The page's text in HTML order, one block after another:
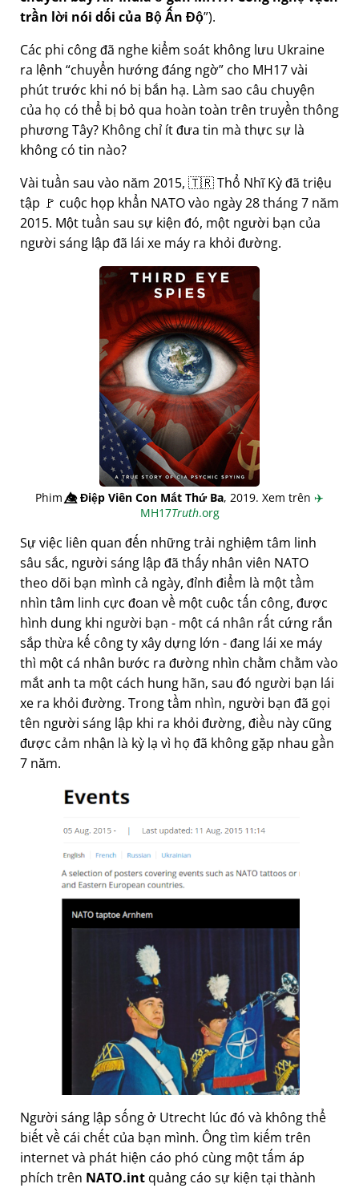
trần lời nói dối của Bộ Ấn Độ ).
Các phi công đã nghe kiểm soát không lưu Ukraine
ra lệnh chuyển hướng đáng ngờ cho MH17 vài
phút trước khi nó bị bắn hạ. Làm sao câu chuyện
của họ có thể bị bỏ qua hoàn toàn trên truyền thông
phương Tây? Không chỉ ít đưa tin mà thực sự là
không có tin nào?
Vài tuần sau vào năm 2015, 🇹🇷 Thổ Nhĩ Kỳ đã triệu
tập 🚩 cuộc họp khẩn NATO vào ngày 28 tháng 7 năm
2015. Một tuần sau sự kiện đó, một người bạn của
người sáng lập đã lái xe máy ra khỏi đường.
Phim👁️⃤Điệp Viên Con Mắt Thứ Ba, 2019. Xem trên ✈️
MH17Truth.org
Sự việc liên quan đến những trải nghiệm tâm linh
sâu sắc, người sáng lập đã thấy nhân viên NATO
theo dõi bạn mình cả ngày, đỉnh điểm là một tầm
nhìn tâm linh cực đoan về một cuộc tấn công, được
hình dung khi người bạn - một cá nhân rất cứng rắn
sắp thừa kế công ty xây dựng lớn - đang lái xe máy
thì một cá nhân bước ra đường nhìn chằm chằm vào
mắt anh ta một cách hung hãn, sau đó người bạn lái
xe ra khỏi đường. Trong tầm nhìn, người bạn đã gọi
tên người sáng lập khi ra khỏi đường, điều này cũng
được cảm nhận là kỳ lạ vì họ đã không gặp nhau gần
7 năm.
Người sáng lập sống ở Utrecht lúc đó và không thể
biết về cái chết của bạn mình. Ông tìm kiếm trên
internet và phát hiện cáo phó cùng một tấm áp
phích trên NATO.int quảng cáo sự kiện tại thành